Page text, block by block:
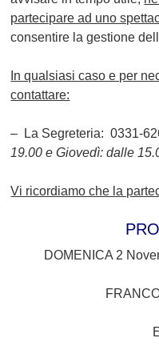
partecipare ad uno
consentire la gestione
In qualsiasi caso e per
contattare:
– La Segreteria: 0331-
19.00 e Giovedì: dalle
Vi ricordiamo che la
DOMENICA 2